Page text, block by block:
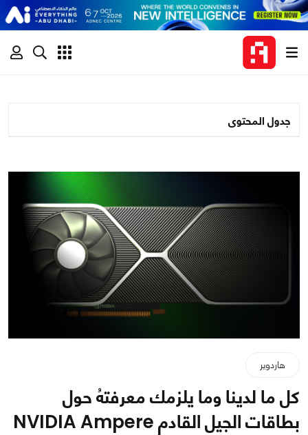
جدول المحتوى
هاردوير
كل ما لدينا وما يلزمك معرفتهُ حول
بطاقات الجيل القادم NVIDIA Ampere